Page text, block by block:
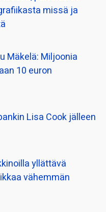
missä ja
Mäkelä: Miljoonia
10 euron
Lisa Cook jälleen
yllättävä
vähemmän